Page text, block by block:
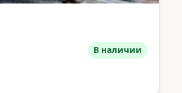
В наличии